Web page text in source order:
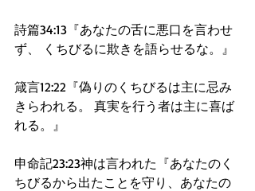
詩篇34:13『あなたの舌に悪口を言わせ
ず、 くちびるに欺きを語らせるな。』
箴言12:22『偽りのくちびるは主に忌み
きらわれる。 真実を行う者は主に喜ば
れる。』
申命記23:23神は言われた『あなたのく
ちびるから出たことを守り、あなたの